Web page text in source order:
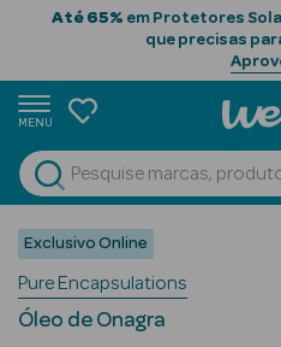
Até 65% em Protetores
que precisas
MENU
Ver Tudo
Beauty Season
Cabelo
Profissional
Nutrição e Suplementos
Saúde da Mulher
Exclusivo Online
Pure Encapsulations
Óleo de Onagra